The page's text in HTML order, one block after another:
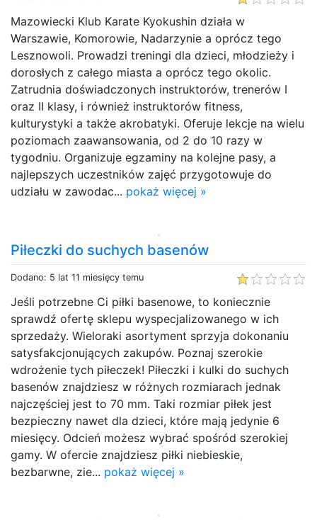
Mazowiecki Klub Karate Kyokushin działa w
Warszawie, Komorowie, Nadarzynie a oprócz tego
Lesznowoli. Prowadzi treningi dla dzieci, młodzieży i
dorosłych z całego miasta a oprócz tego okolic.
Zatrudnia doświadczonych instruktorów, trenerów I
oraz II klasy, i również instruktorów fitness,
kulturystyki a także akrobatyki. Oferuje lekcje na wielu
poziomach zaawansowania, od 2 do 10 razy w
tygodniu. Organizuje egzaminy na kolejne pasy, a
najlepszych uczestników zajęć przygotowuje do
udziału w zawodac... pokaż więcej »
Piłeczki do suchych basenów
Dodano: 5 lat 11 miesięcy temu
Jeśli potrzebne Ci piłki basenowe, to koniecznie
sprawdź ofertę sklepu wyspecjalizowanego w ich
sprzedaży. Wieloraki asortyment sprzyja dokonaniu
satysfakcjonujących zakupów. Poznaj szerokie
wdrożenie tych piłeczek! Piłeczki i kulki do suchych
basenów znajdziesz w różnych rozmiarach jednak
najczęściej jest to 70 mm. Taki rozmiar piłek jest
bezpieczny nawet dla dzieci, które mają jedynie 6
miesięcy. Odcień możesz wybrać spośród szerokiej
gamy. W ofercie znajdziesz piłki niebieskie,
bezbarwne, zie... pokaż więcej »